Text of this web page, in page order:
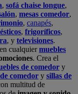
, sofá chaise longue,
, mesas comedor,
, canapés,
, frigoríficos,
, y televisiones.
cualquiermuebles
. Crea el
de comedor y
comedor y sillas de
multitud de